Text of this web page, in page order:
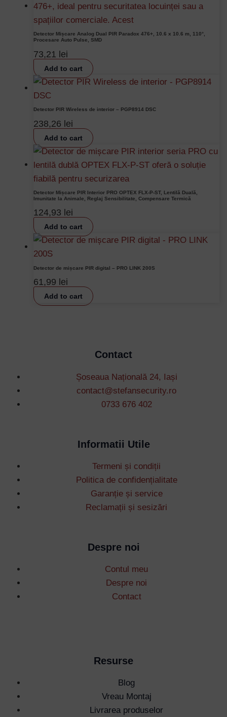
Detector Mișcare Analog Dual PIR Paradox 476+, 10.6 x 10.6 m, 110°,
Procesare Auto Pulse, SMD
73,21 lei
Add to cart
Detector PIR Wireless de interior – PGP8914 DSC
238,26 lei
Add to cart
Detector Mișcare PIR Interior PRO OPTEX FLX-P-ST, Lentilă Duală,
Imunitate la Animale, Reglaj Sensibilitate, Compensare Termică
124,93 lei
Add to cart
Detector de mișcare PIR digital – PRO LINK 200S
61,99 lei
Add to cart
Contact
Șoseaua Națională 24, Iași
contact@stefansecurity.ro
0733 676 402
Informatii Utile
Termeni și condiții
Politica de confidențialitate
Garanție și service
Reclamații și sesizări
Despre noi
Contul meu
Despre noi
Contact
Resurse
Blog
Vreau Montaj
Livrarea produselor